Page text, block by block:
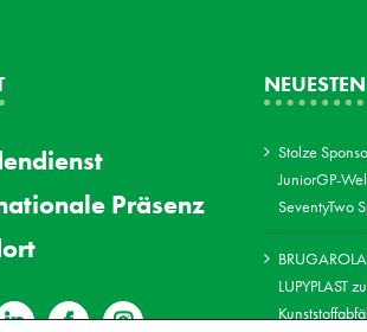
Präsenz
Stolze
JuniorGP-
SeventyTwo
LUPYPLAST